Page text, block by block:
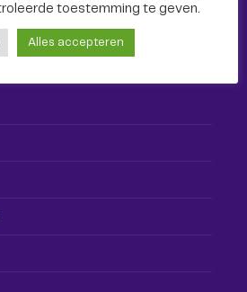
toestemming te geven.
Alles accepteren